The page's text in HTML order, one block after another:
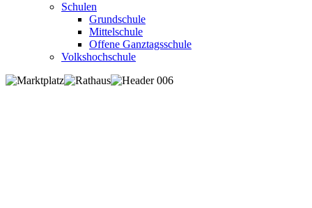
Schulen
Grundschule
Mittelschule
Offene Ganztagsschule
Volkshochschule